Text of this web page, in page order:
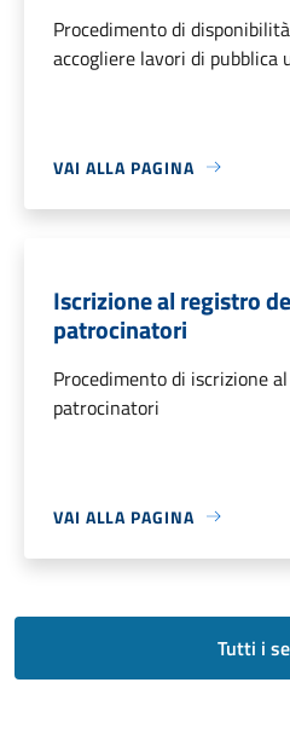
Procedimento di
accogliere lavori di pubblica
VAI ALLA PAGINA
Iscrizione al registro
patrocinatori
Procedimento di iscrizione
patrocinatori
VAI ALLA PAGINA
Tutti i